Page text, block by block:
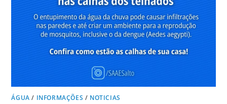
ÁGUA / INFORMAÇÕES / NOTICIAS